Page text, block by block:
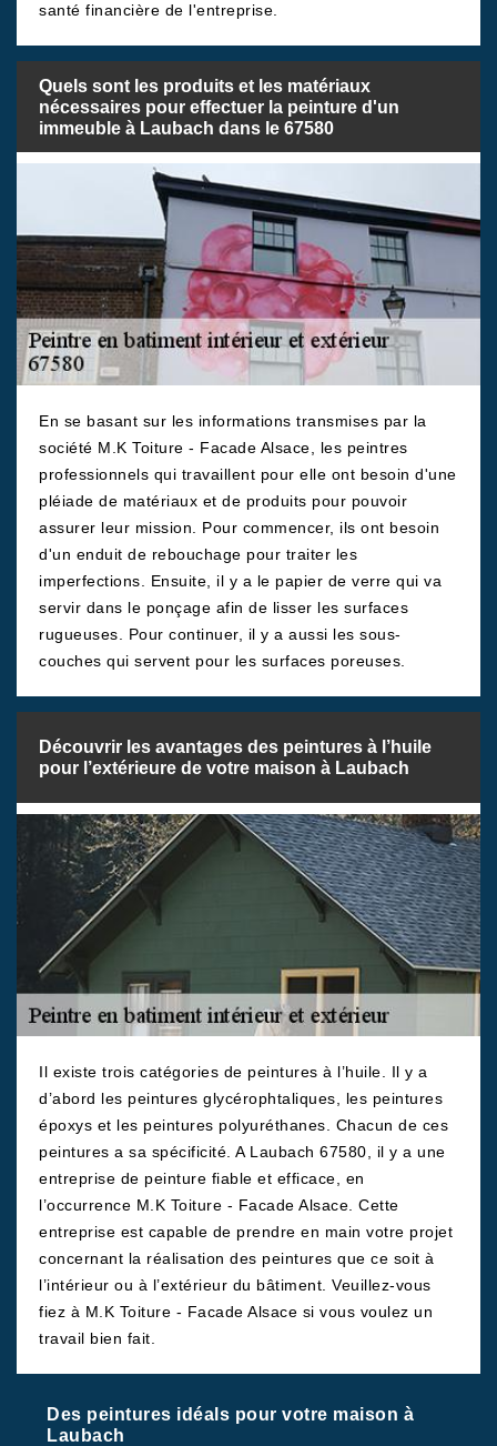
santé financière de l'entreprise.
Quels sont les produits et les matériaux
nécessaires pour effectuer la peinture d'un
immeuble à Laubach dans le 67580
En se basant sur les informations transmises par la
société M.K Toiture - Facade Alsace, les peintres
professionnels qui travaillent pour elle ont besoin d'une
pléiade de matériaux et de produits pour pouvoir
assurer leur mission. Pour commencer, ils ont besoin
d'un enduit de rebouchage pour traiter les
imperfections. Ensuite, il y a le papier de verre qui va
servir dans le ponçage afin de lisser les surfaces
rugueuses. Pour continuer, il y a aussi les sous-
couches qui servent pour les surfaces poreuses.
Découvrir les avantages des peintures à l’huile
pour l’extérieure de votre maison à Laubach
Il existe trois catégories de peintures à l’huile. Il y a
d’abord les peintures glycérophtaliques, les peintures
époxys et les peintures polyuréthanes. Chacun de ces
peintures a sa spécificité. A Laubach 67580, il y a une
entreprise de peinture fiable et efficace, en
l’occurrence M.K Toiture - Facade Alsace. Cette
entreprise est capable de prendre en main votre projet
concernant la réalisation des peintures que ce soit à
l’intérieur ou à l’extérieur du bâtiment. Veuillez-vous
fiez à M.K Toiture - Facade Alsace si vous voulez un
travail bien fait.
Des peintures idéals pour votre maison à
Laubach